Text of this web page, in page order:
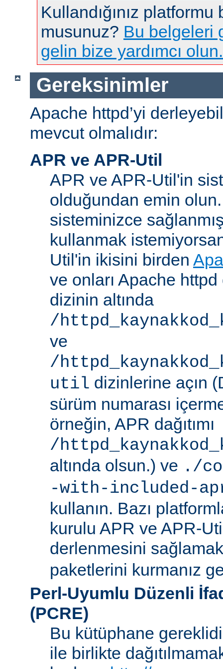
Kullandığınız
musunuz? Bu belgeleri
gelin bize yardımcı olun.
Gereksinimler
Apache httpd’yi
mevcut olmalıdır:
APR ve APR-Util
APR ve APR-Util'in
olduğundan emin
sisteminizce
kullanmak
Util'in ikisini birden
ve onları Apache httpd
dizinin altında
/
ve
/
util dizinlerine açın
sürüm numarası
örneğin, APR dağıtımı
/
altında olsun.) ve ./
-with-included-
kullanın. Bazı
kurulu APR ve APR-
derlenmesini
paketlerini kurmanız
Perl-Uyumlu Düzenli
(PCRE)
Bu kütüphane
ile birlikte